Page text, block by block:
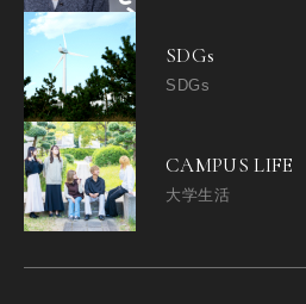
SDGs
SDGs
CAMPUS LIFE
大学生活